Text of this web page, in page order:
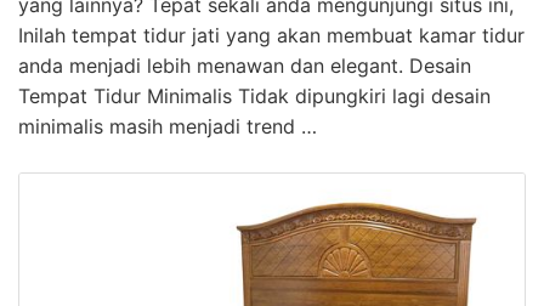
Inilah tempat tidur jati yang akan membuat kamar tidur
anda menjadi lebih menawan dan elegant. Desain
Tempat Tidur Minimalis Tidak dipungkiri lagi desain
minimalis masih menjadi trend …